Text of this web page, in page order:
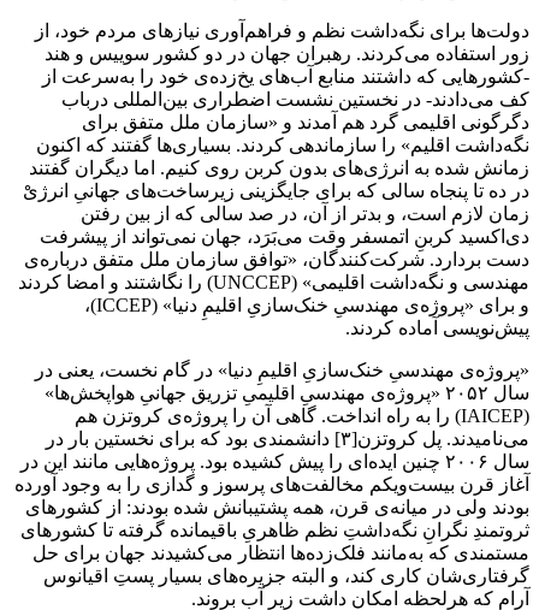
دولت‌ها برای نگه‌داشت نظم و فراهم‌آوری نیازهای مردم خود، از
زور استفاده می‌کردند. رهبران جهان در دو کشور سوییس و هند
-کشورهایی که داشتند منابع آب‌های یخ‌زده‌ی خود را به‌سرعت از
کف می‌دادند- در نخستین نشست اضطراری بین‌المللی درباب
دگرگونی اقلیمی گرد هم آمدند و «سازمان ملل متفق برای
نگه‌داشت اقلیم» را سازماندهی کردند. بسیاری‌ها گفتند که اکنون
زمانش شده به انرژی‌های بدون کربن روی کنیم. اما دیگران گفتند
در ده تا پنجاه سالی که برای جایگزینی زیرساخت‌های جهانیِ انرژیْ
زمان لازم است، و بدتر از آن، در صد سالی که از بین رفتن
دی‌اکسید کربنِ اتمسفر وقت می‌بَرَد، جهان نمی‌تواند از پیشرفت
دست بردارد. شرکت‌کنندگان، «توافق سازمان ملل متفق درباره‌ی
مهندسی و نگه‌داشت اقلیمی» (UNCCEP) را نگاشتند و امضا کردند
و برای «پروژه‌ی مهندسیِ خنک‌سازیِ اقلیمِ دنیا» (ICCEP)،
پیش‌نویسی آماده کردند.
«پروژه‌ی مهندسیِ خنک‌سازیِ اقلیمِ دنیا» در گام نخست، یعنی در
سال ۲۰۵۲ «پروژه‌ی مهندسیِ اقلیمیِ تزریق جهانیِ هواپخش‌ها»
(IAICEP) را به راه انداخت. گاهی آن را پروژه‌ی کروتزن هم
می‌نامیدند. پل کروتزن[۳] دانشمندی بود که برای نخستین بار در
سال ۲۰۰۶ چنین ایده‌ای را پیش کشیده بود. پروژه‌هایی مانند این در
آغاز قرن بیست‌ویکم مخالفت‌های پرسوز و گدازی را به وجود آورده
بودند ولی در میانه‌ی قرن، همه پشتیبانش شده بودند: از کشورهای
ثروتمندِ نگرانِ نگه‌داشتِ نظم ظاهریِ باقیمانده گرفته تا کشورهای
مستمندی که به‌مانند فلک‌زده‌ها انتظار می‌کشیدند جهان برای حل
گرفتاری‌شان کاری کند، و البته جزیره‌های بسیار پستِ اقیانوس
آرام که هرلحظه امکان داشت زیر آب بروند.